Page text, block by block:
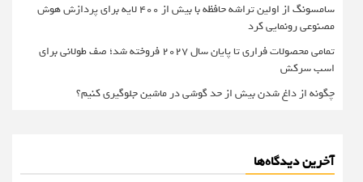
سامسونگ از اولین تراشه حافظه با بیش از ۴۰۰ لایه برای پردازش هوش
مصنوعی رونمایی کرد
تمامی محصولات فراری تا پایان سال ۲۰۲۷ فروخته شد؛ صف طولانی برای
اسب سرکش
چگونه از داغ شدن بیش از حد گوشی در ماشین جلوگیری کنیم؟
آخرین دیدگاه‌ها